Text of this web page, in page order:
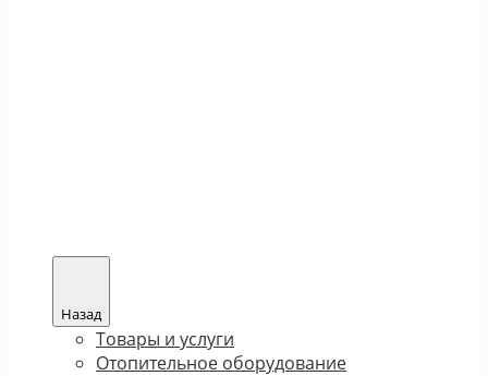
Назад
Товары и услуги
Отопительное оборудование